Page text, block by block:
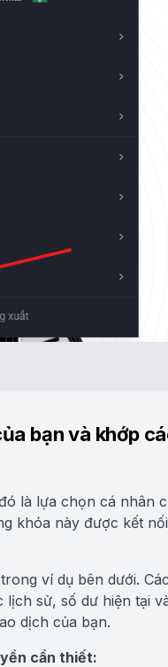
bạn và khớp
là lựa chọn cá nhân
khóa này được kết
ví dụ bên dưới.
sử, số dư hiện tại
dịch của bạn.
cần thiết: